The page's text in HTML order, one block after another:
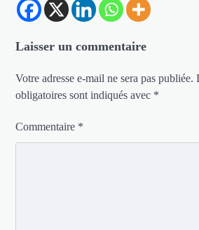
Laisser un commentaire
Votre adresse e-mail ne sera pas publiée.
obligatoires sont indiqués avec *
Commentaire *